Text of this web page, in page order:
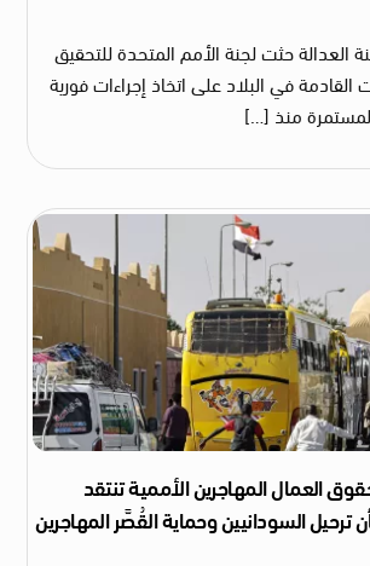
العدالة حثت لجنة الأمم المتحدة للتحقيق
في البلاد على اتخاذ إجراءات فورية
منذ […]
العمال المهاجرين الأممية تنتقد
السودانيين وحماية القُصَّر المهاجرين